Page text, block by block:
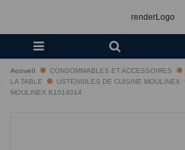
renderLogo
Accueil CONSOMMABLES ET ACCESSOIRES
LA TABLE
USTENSILES DE CUISINE MOULINEX
MOULINEX K1014014